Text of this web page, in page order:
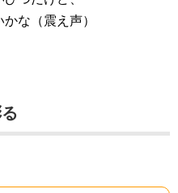
な（震え声）